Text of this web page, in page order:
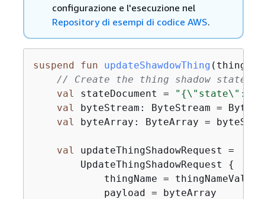
configurazione e l'esecuzione nel
Repository di esempi di codice AWS.
suspend fun updateShawdowThing
// Create the thing shadow state
val
stateDocument = " {\"state\":
val
byteStream: ByteStream =
val
byteArray: ByteArray =
val
updateThingShadowRequest =
        UpdateThingShadowRequest
{
            thingName = thingNameVal
            payload = byteArray